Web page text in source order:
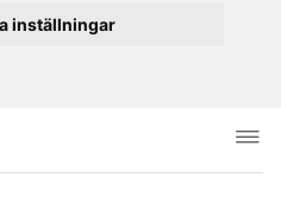
inställningar